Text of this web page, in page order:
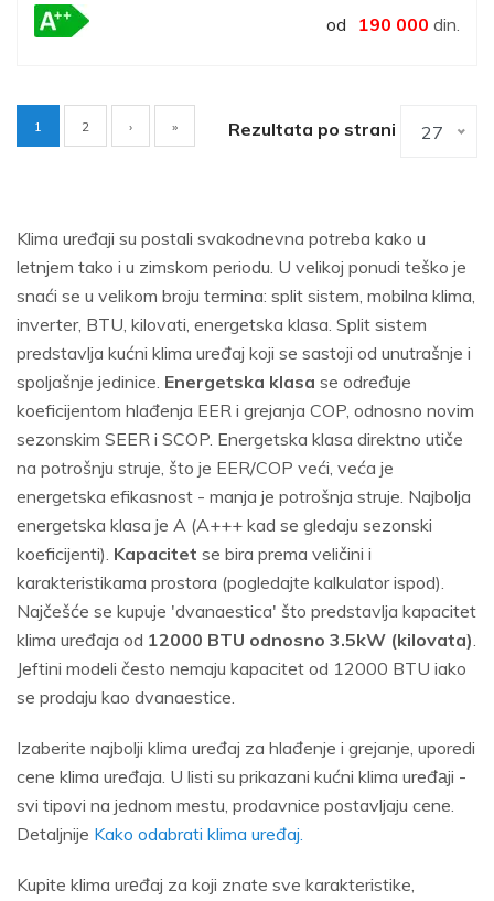
od 190 000 din.
Pagination
Current
1 Page
2 Rezultata po strani 27
Klima uređaji su postali svakodnevna potreba kako u
letnjem tako i u zimskom periodu. U velikoj ponudi teško je
snaći se u velikom broju termina: split sistem, mobilna klima,
inverter, BTU, kilovati, energetska klasa. Split sistem
predstavlja kućni klima uređaj koji se sastoji od unutrašnje i
spoljašnje jedinice. Energetska klasa se određuje
koeficijentom hlađenja EER i grejanja COP, odnosno novim
sezonskim SEER i SCOP. Energetska klasa direktno utiče
na potrošnju struje, što je EER/COP veći, veća je
energetska efikasnost - manja je potrošnja struje. Najbolja
energetska klasa je A (A+++ kad se gledaju sezonski
koeficijenti). Kapacitet se bira prema veličini i
karakteristikama prostora (pogledajte kalkulator ispod).
Najčešće se kupuje 'dvanaestica' što predstavlja kapacitet
klima uređaja od 12000 BTU odnosno 3.5kW (kilovata).
Jeftini modeli često nemaju kapacitet od 12000 BTU iako
se prodaju kao dvanaestice.
Izaberite najbolji klima uređaj za hlađenje i grejanje, uporedi
cene klima uređaja. U listi su prikazani kućni klima uređаji -
svi tipovi na jednom mestu, prodavnice postavljaju cene.
Detaljnije Kako odabrati klima uređaj.
Kupite klima urеđaj za koji znate sve karakteristike,